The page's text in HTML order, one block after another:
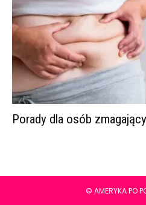
Porady dla osób
© AMERYKA PO